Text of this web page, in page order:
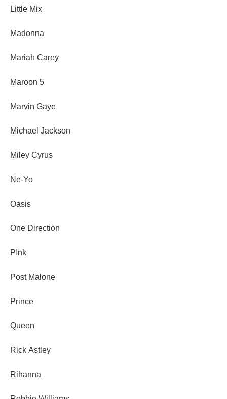
Little Mix
Madonna
Mariah Carey
Maroon 5
Marvin Gaye
Michael Jackson
Miley Cyrus
Ne-Yo
Oasis
One Direction
P!nk
Post Malone
Prince
Queen
Rick Astley
Rihanna